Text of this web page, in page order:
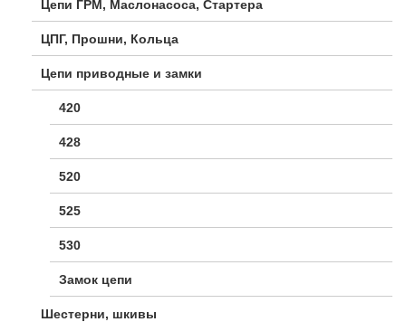
Цепи ГРМ, Маслонасоса, Стартера
ЦПГ, Прошни, Кольца
Цепи приводные и замки
420
428
520
525
530
Замок цепи
Шестерни, шкивы